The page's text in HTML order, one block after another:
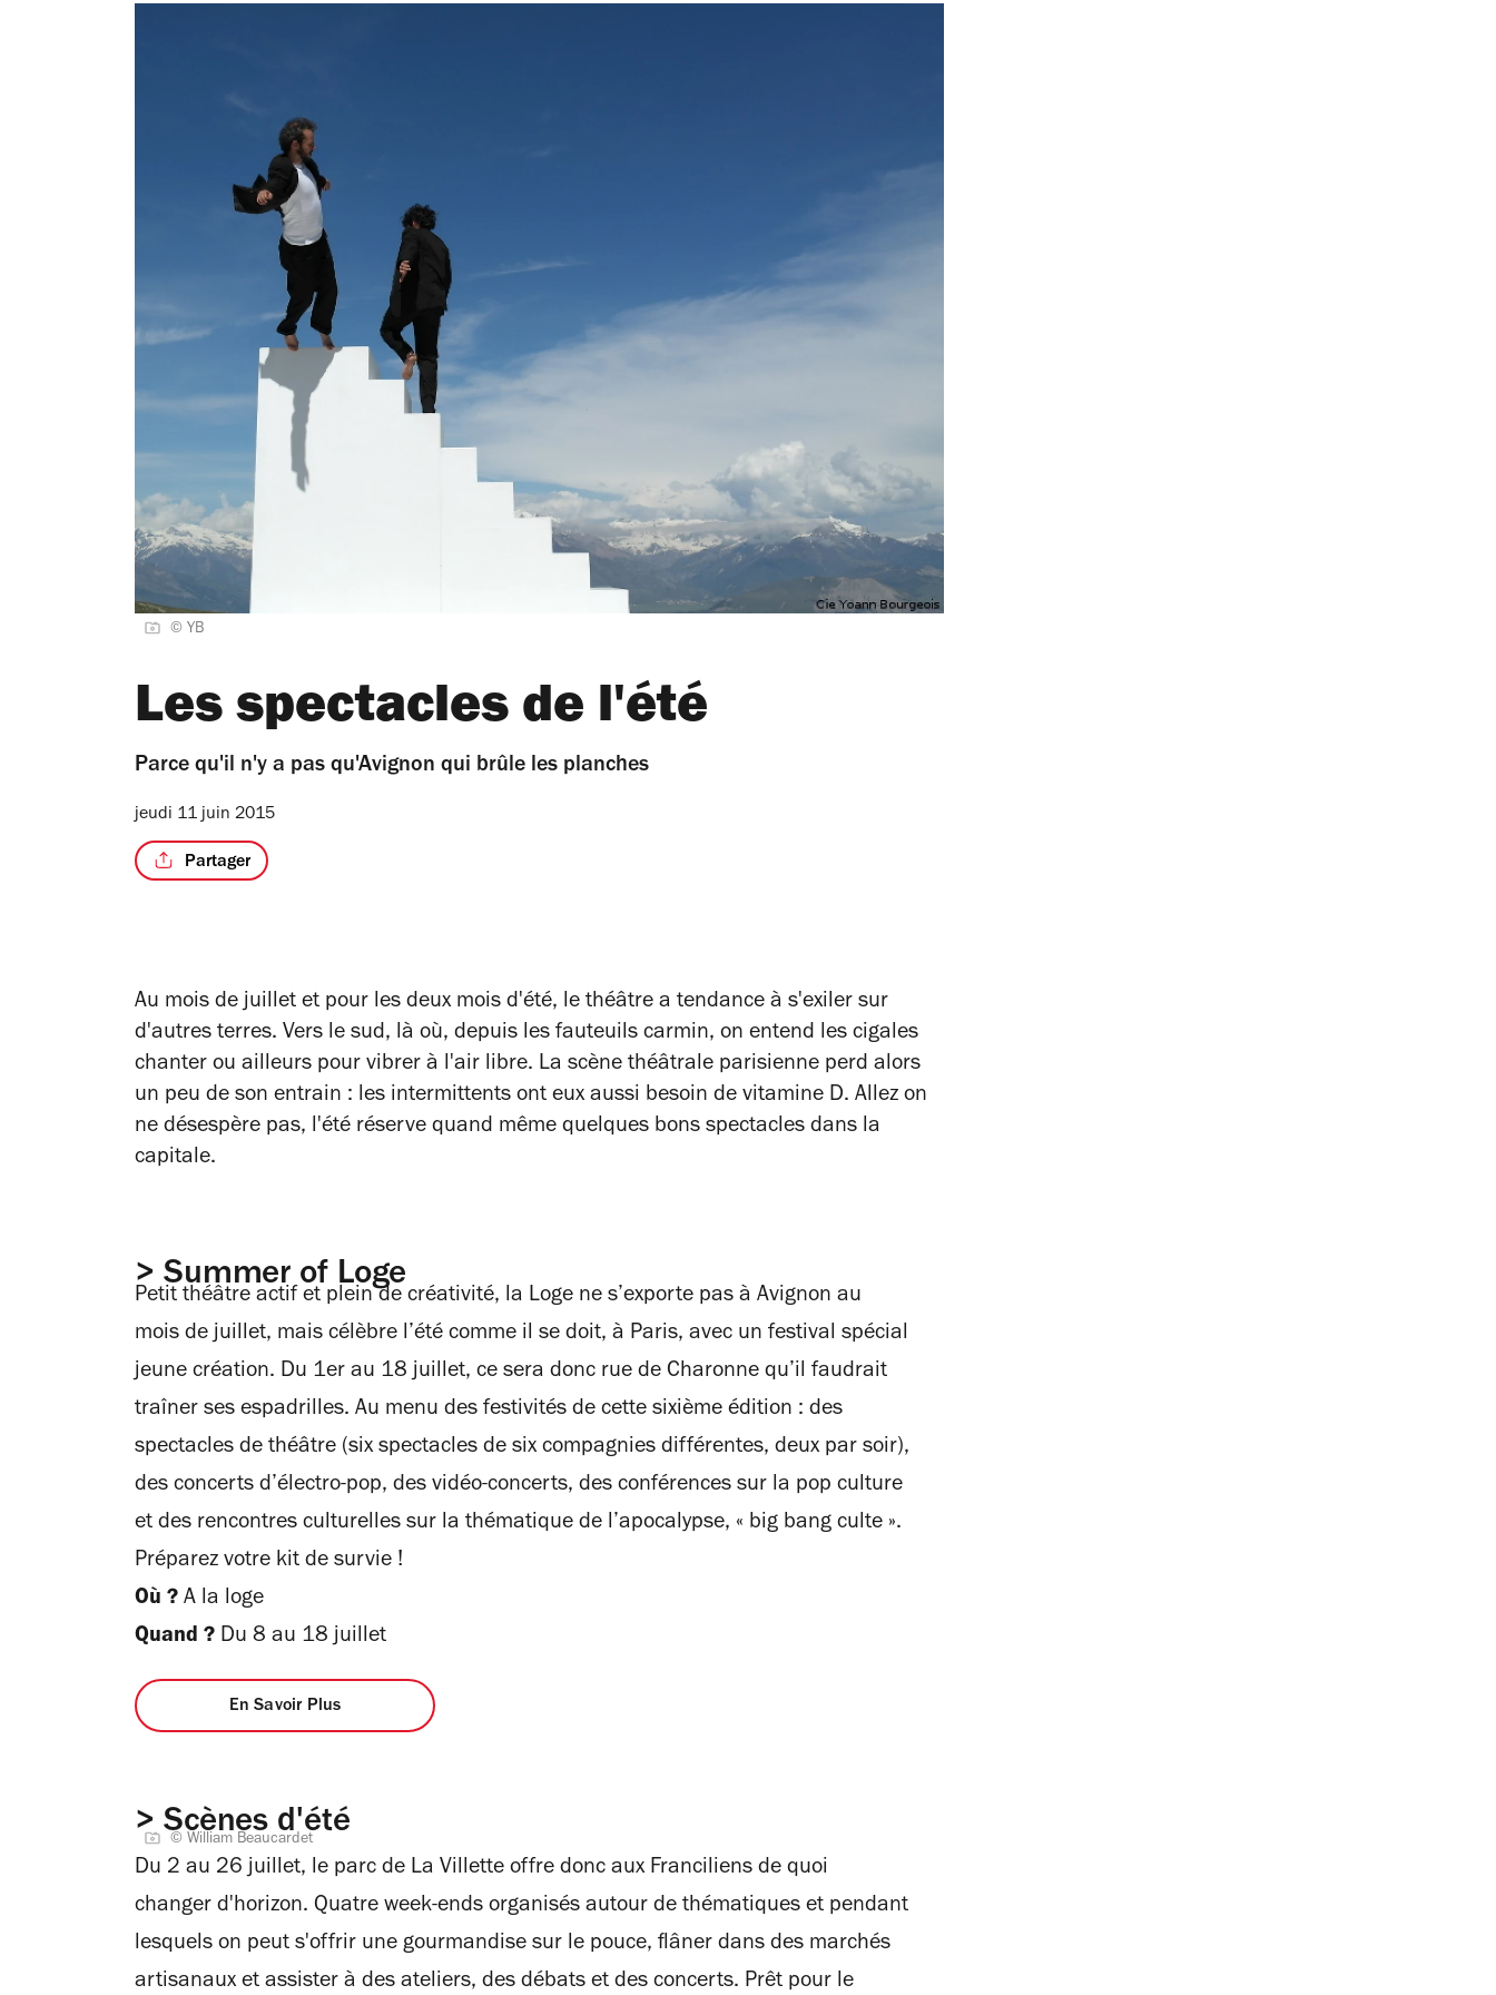
© YB
Les spectacles de l'été
Parce qu'il n'y a pas qu'Avignon qui brûle les planches
jeudi 11 juin 2015
Partager
Au mois de juillet et pour les deux mois d'été, le théâtre a tendance à s'exiler sur
d'autres terres. Vers le sud, là où, depuis les fauteuils carmin, on entend les cigales
chanter ou ailleurs pour vibrer à l'air libre. La scène théâtrale parisienne perd alors
un peu de son entrain : les intermittents ont eux aussi besoin de vitamine D. Allez on
ne désespère pas, l'été réserve quand même quelques bons spectacles dans la
capitale.
> Summer of Loge
Petit théâtre actif et plein de créativité, la Loge ne s’exporte pas à Avignon au
mois de juillet, mais célèbre l’été comme il se doit, à Paris, avec un festival spécial
jeune création. Du 1er au 18 juillet, ce sera donc rue de Charonne qu’il faudrait
traîner ses espadrilles. Au menu des festivités de cette sixième édition : des
spectacles de théâtre (six spectacles de six compagnies différentes, deux par soir),
des concerts d’électro-pop, des vidéo-concerts, des conférences sur la pop culture
et des rencontres culturelles sur la thématique de l’apocalypse, « big bang culte ».
Préparez votre kit de survie !
Où ? A la loge
Quand ? Du 8 au 18 juillet
En Savoir Plus
> Scènes d'été
© William Beaucardet
Du 2 au 26 juillet, le parc de La Villette offre donc aux Franciliens de quoi
changer d'horizon. Quatre week-ends organisés autour de thématiques et pendant
lesquels on peut s'offrir une gourmandise sur le pouce, flâner dans des marchés
artisanaux et assister à des ateliers, des débats et des concerts. Prêt pour le